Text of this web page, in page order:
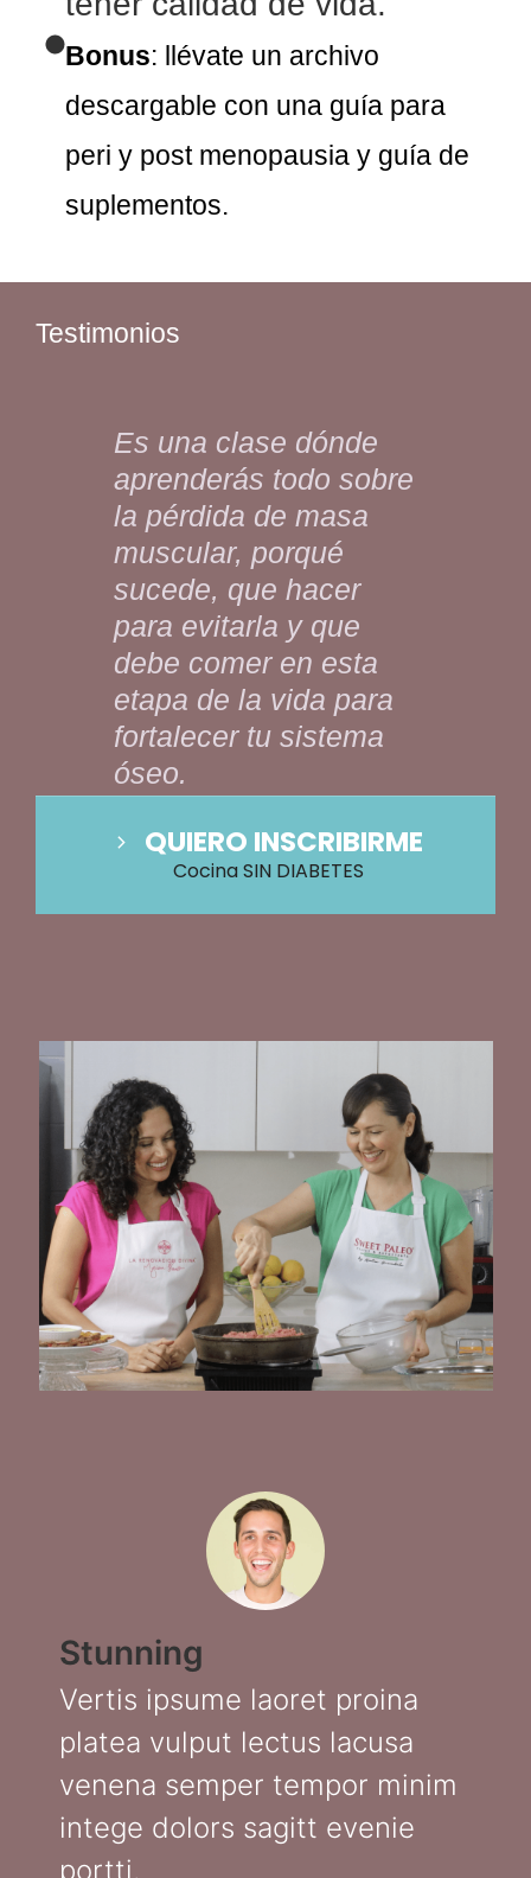
Bonus: llévate un archivo
descargable con una guía para
peri y post menopausia y guía de
suplementos.
Testimonios
Es una clase dónde
aprenderás todo sobre
la pérdida de masa
muscular, porqué
sucede, que hacer
para evitarla y que
debe comer en esta
etapa de la vida para
fortalecer tu sistema
óseo.
QUIERO INSCRIBIRME
Cocina SIN DIABETES
Stunning
Vertis ipsume laoret proina
platea vulput lectus lacusa
venena semper tempor minim
intege dolors sagitt evenie
portti.